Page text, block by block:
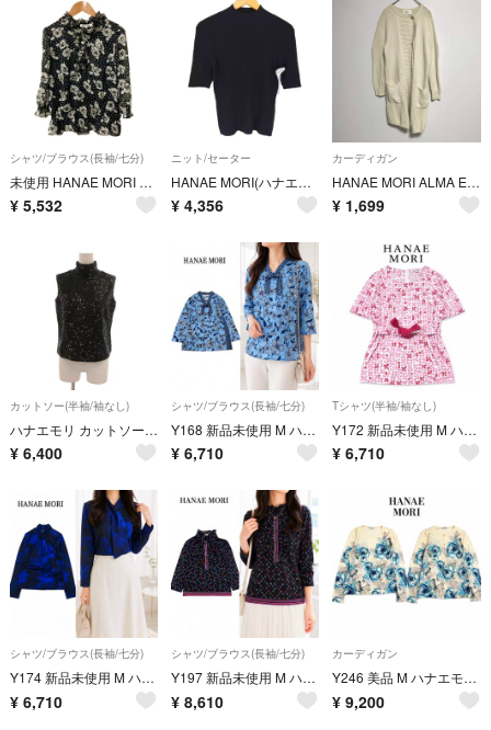
シャツ/ブラウス(長袖/七分)
未使用 HANAE MORI ハナエモリ フラワープリント フリルブラウス サイズ38 ブラック レディース 古着 中古 USED
¥ 5,532
ニット/セーター
HANAE MORI(ハナエモリ) レディース トップス ニット・セーター
¥ 4,356
カーディガン
HANAE MORI ALMA EN ROSE カーディガン 38 ウール100
¥ 1,699
カットソー(半袖/袖なし)
ハナエモリ カットソー 黒 ブラック ハイネック 総スパンコール ノースリーブ
¥ 6,400
シャツ/ブラウス(長袖/七分)
Y168 新品未使用 M ハナエモリ 近年モデル 伸縮性 ブラウス レディース
¥ 6,710
Tシャツ(半袖/袖なし)
Y172 新品未使用 M ハナエモリ 近年モデル 伸縮性 カットソー レディース
¥ 6,710
シャツ/ブラウス(長袖/七分)
Y174 新品未使用 M ハナエモリ 近年モデル 伸縮性 ブラウス レディース
¥ 6,710
シャツ/ブラウス(長袖/七分)
Y197 新品未使用 M ハナエモリ ロゴ蝶総柄 フリル ブラウス レディース
¥ 8,610
カーディガン
Y246 美品 M ハナエモリ 近年モデル カシミヤ アンサンブル レディース
¥ 9,200